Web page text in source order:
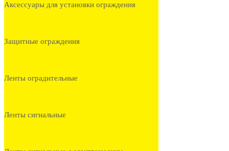
Аксессуары для установки ограждения
Защитные ограждения
Ленты оградительные
Ленты сигнальные